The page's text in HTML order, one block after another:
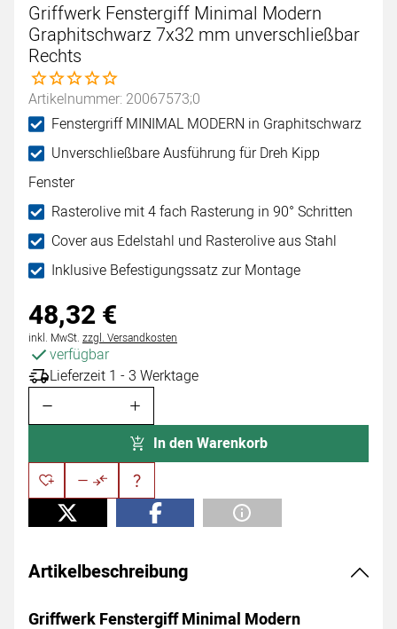
Griffwerk Fenstergiff Minimal Modern
Graphitschwarz 7x32 mm unverschließbar
Rechts
Noch keine Bewertungen abgegeben
Artikelnummer: 20067573;0
Fenstergriff MINIMAL MODERN in Graphitschwarz
Unverschließbare Ausführung für Dreh Kipp
Fenster
Rasterolive mit 4 fach Rasterung in 90° Schritten
Cover aus Edelstahl und Rasterolive aus Stahl
Inklusive Befestigungssatz zur Montage
48,32€
Steuerhinweis:
inkl. MwSt. zzgl. Versandkosten
verfügbar
Lieferzeit 1 - 3 Werktage
In den Warenkorb
Artikelbeschreibung
Griffwerk Fenstergiff Minimal Modern